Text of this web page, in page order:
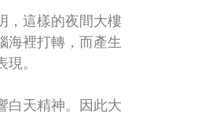
，這樣的夜間大樓
海裡打轉，而產生
。
白天精神。因此大